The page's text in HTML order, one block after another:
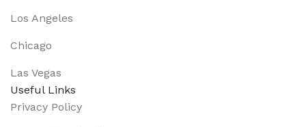
Los Angeles
Chicago
Las Vegas
Useful Links
Privacy Policy